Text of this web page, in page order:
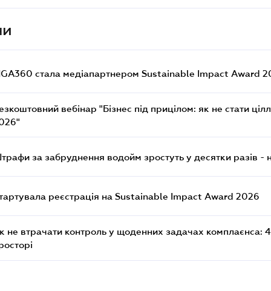
стала медіапартнером Sustainable Impact Award
вебінар "Бізнес під прицілом: як не стати
за забруднення водойм зростуть у десятки разів -
реєстрація на Sustainable Impact Award 2026
не втрачати контроль у щоденних задачах комплаєнса: